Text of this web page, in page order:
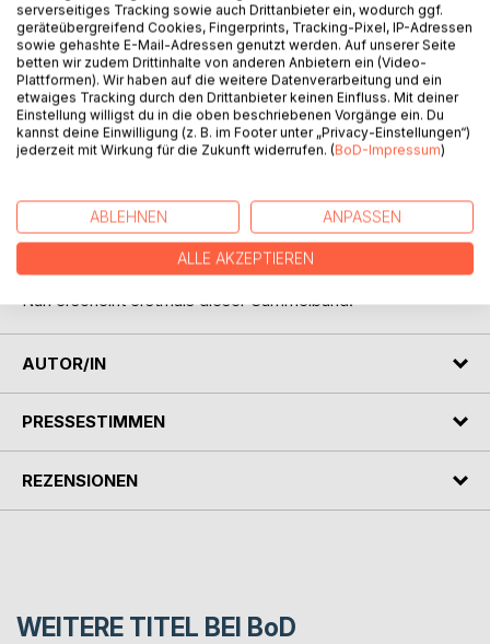
BESCHREIBUNG
Seit 2009 widmet sich Friedrich Winzer der kurzen
Eingeflossen sind Erlebnisse, Erfahrungen und
Beobachtungen, aber vorwiegend fiktive Darstellungen.
Alle Gedichte wurden schon veröffentlicht und etliche mit
Preisen ausgezeichnet.
Nun erscheint erstmals dieser Sammelband.
AUTOR/IN
PRESSESTIMMEN
REZENSIONEN
WEITERE TITEL BEI BoD
serverseitiges Tracking sowie auch Drittanbieter ein, wodurch ggf.
geräteübergreifend Cookies, Fingerprints, Tracking-Pixel, IP-Adressen
sowie gehashte E-Mail-Adressen genutzt werden. Auf unserer Seite
betten wir zudem Drittinhalte von anderen Anbietern ein (Video-
Plattformen). Wir haben auf die weitere Datenverarbeitung und ein
etwaiges Tracking durch den Drittanbieter keinen Einfluss. Mit deiner
Einstellung willigst du in die oben beschriebenen Vorgänge ein. Du
kannst deine Einwilligung (z. B. im Footer unter „Privacy-Einstellungen“)
jederzeit mit Wirkung für die Zukunft widerrufen. (BoD-Impressum)
ABLEHNEN ANPASSEN
ALLE AKZEPTIEREN